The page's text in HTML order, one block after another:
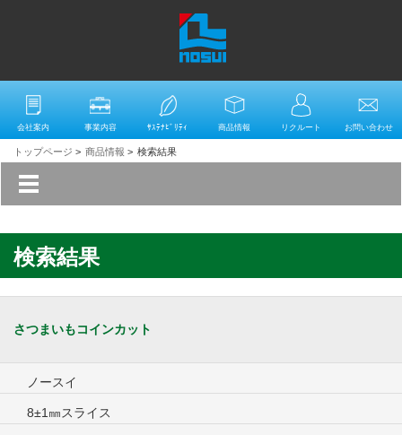
会社案内 事業内容 ｻｽﾃﾅﾋﾞﾘﾃｨ 商品情報 リクルート お問い合わせ
トップページ > 商品情報 > 検索結果
検索結果
さつまいもコインカット
ノースイ
8±1㎜スライス